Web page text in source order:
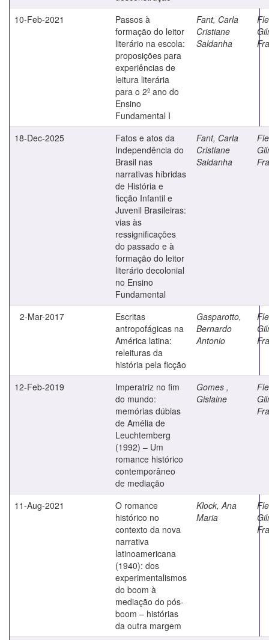
10-Feb-2021
Passos à
formação do leitor
literário na escola:
proposições para
experiências de
leitura literária
para o 2º ano do
Ensino
Fundamental I
Fant, Carla
Cristiane
Saldanha
18-Dec-2025
Fatos e atos da
Independência do
Brasil nas
narrativas híbridas
de História e
ficção Infantil e
Juvenil Brasileiras:
vias às
ressignificações
do passado e à
formação do leitor
literário decolonial
no Ensino
Fundamental
Fant, Carla
Cristiane
Saldanha
2-Mar-2017
Escritas
antropofágicas na
América latina:
releituras da
história pela ficção
Gasparotto,
Bernardo
Antonio
12-Feb-2019
Imperatriz no fim
do mundo:
memórias dúbias
de Amélia de
Leuchtemberg
(1992) – Um
romance histórico
contemporâneo
de mediação
Gomes ,
Gislaine
11-Aug-2021
O romance
histórico no
contexto da nova
narrativa
latinoamericana
(1940): dos
experimentalismos
do boom à
mediação do pós-
boom – histórias
da outra margem
Klock, Ana
Maria